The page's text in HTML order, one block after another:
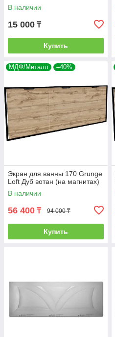
В наличии
15 000 ₸
Купить
МДФ/Металл –40%
Экран для ванны 170 Grunge
Loft Дуб вотан (на магнитах)
В наличии
56 400 ₸ 94 000 ₸
Купить